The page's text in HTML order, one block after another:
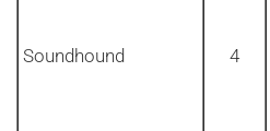
Soundhound 4